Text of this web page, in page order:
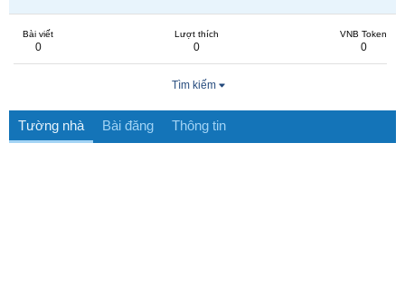
Bài viết
0
Lượt thích
0
VNB Token
0
Tìm kiếm
Tường nhà Bài đăng Thông tin